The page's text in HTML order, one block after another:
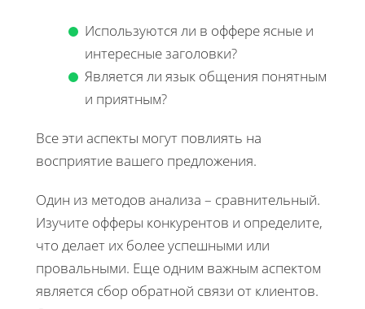
Используются ли в оффере ясные и
интересные заголовки?
Является ли язык общения понятным
и приятным?
Все эти аспекты могут повлиять на
восприятие вашего предложения.
Один из методов анализа – сравнительный.
Изучите офферы конкурентов и определите,
что делает их более успешными или
провальными. Еще одним важным аспектом
является сбор обратной связи от клиентов.